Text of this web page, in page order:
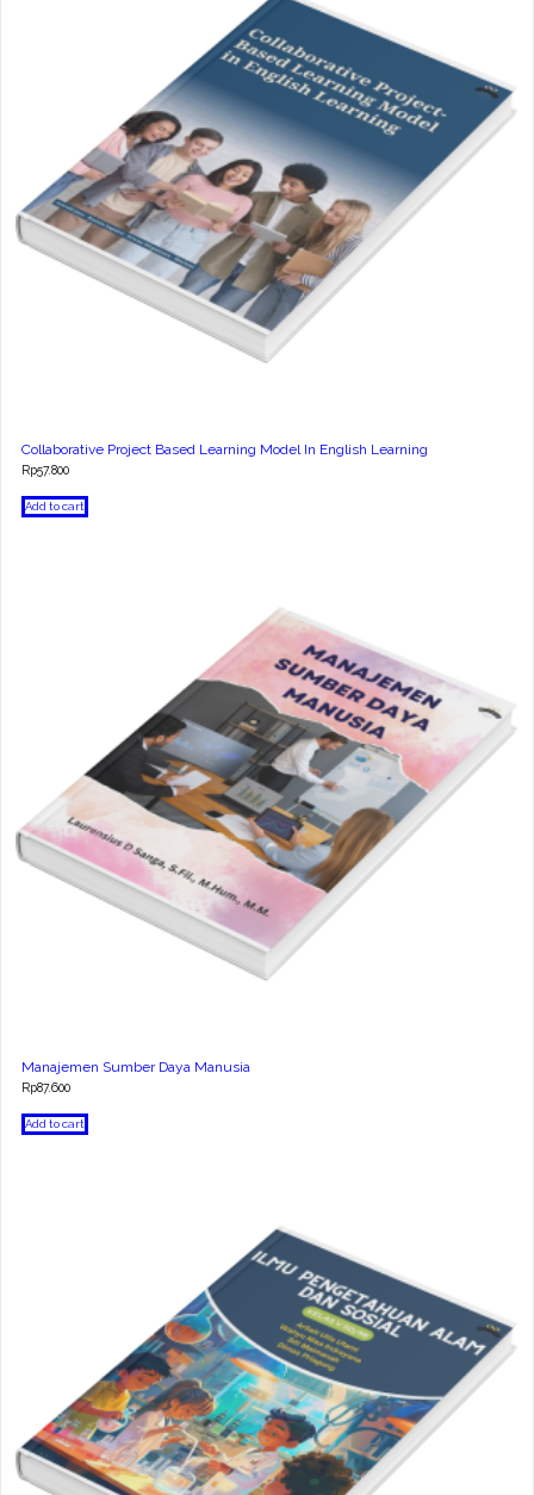
Collaborative Project Based Learning Model In English Learning
Rp57.800
Add to cart
Manajemen Sumber Daya Manusia
Rp87.600
Add to cart